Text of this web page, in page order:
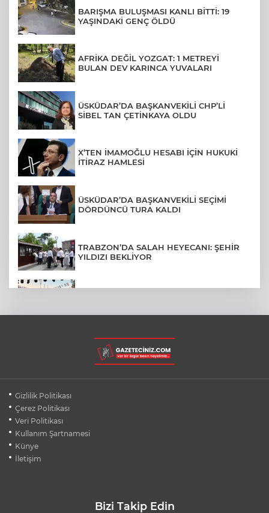
BARIŞMA BULUŞMASI KANLI BİTTİ: 19
YAŞINDAKİ GENÇ ÖLDÜ
AFRİKA DEĞİL YOZGAT: 1 METREYİ
BULAN DEV KARINCA YUVALARI
ÜSKÜDAR’DA BAŞKANVEKİLİ CHP’Lİ
SİBEL TAN ÇETİNKAYA OLDU
X’TEN İMAMOĞLU HESABI İÇİN HUKUKİ
İTİRAZ HAMLESİ
ÜSKÜDAR’DA BAŞKANVEKİLİ SEÇİMİ
DÖRDÜNCÜ TURA KALDI
TRABZON’DA SALAH HEYECANI: ŞEHİR
YILDIZI BEKLİYOR
LGS YERLEŞTİRME SONUÇLARI
AÇIKLANDI! İŞTE TÜM TARİHLER
BURSA FESTİVALİ'NDE MUHTEŞEM
Gizlilik Politikası
Çerez Politikası
Veri Politikası
Kullanım Şartnamesi
Künye
İletişim
Bizi Takip Edin